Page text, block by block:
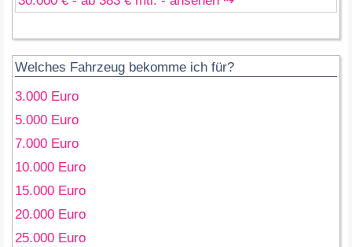
Welches Fahrzeug bekomme ich für?
3.000 Euro
5.000 Euro
7.000 Euro
10.000 Euro
15.000 Euro
20.000 Euro
25.000 Euro